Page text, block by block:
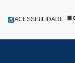
para
ACESSIBILIDADE: